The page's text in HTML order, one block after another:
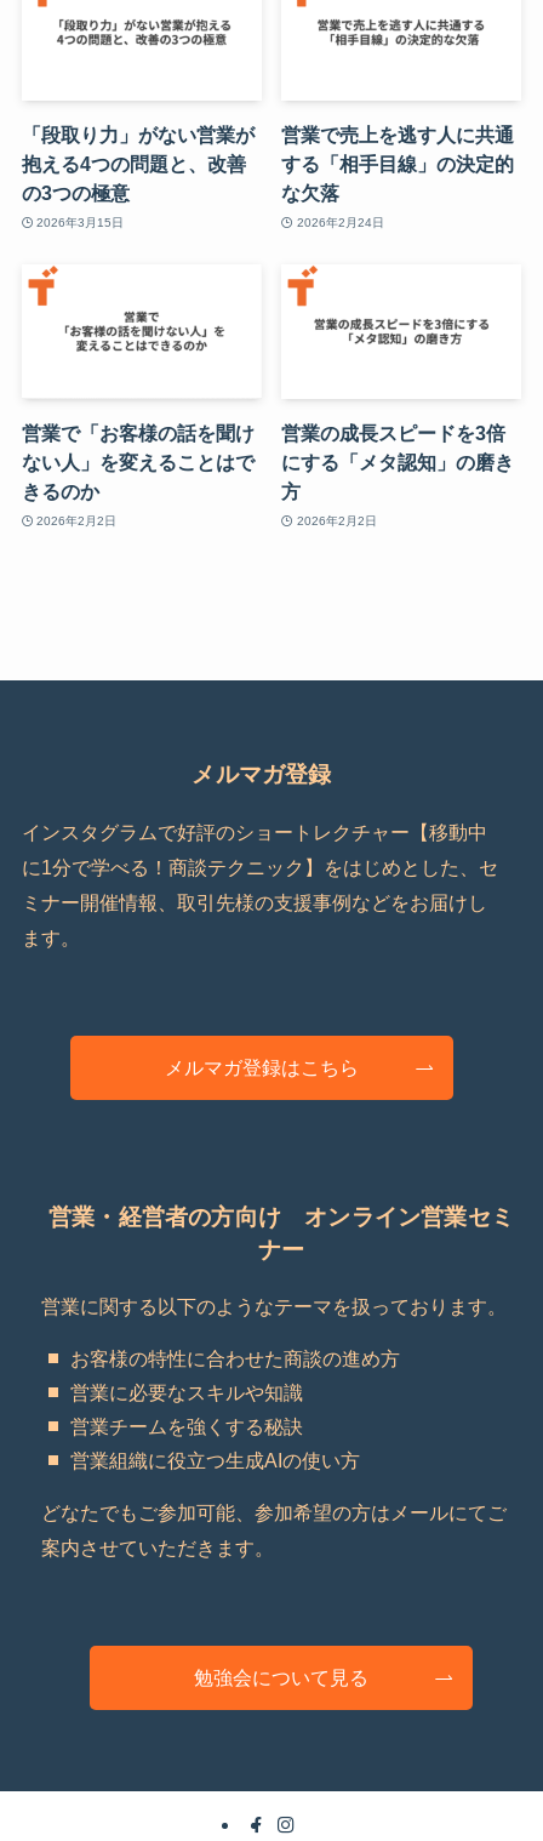
「段取り力」がない営業が
抱える4つの問題と、改善
の3つの極意
2026年3月15日
営業で売上を逃す人に共通
する「相手目線」の決定的
な欠落
2026年2月24日
営業で「お客様の話を聞け
ない人」を変えることはで
きるのか
2026年2月2日
営業の成長スピードを3倍
にする「メタ認知」の磨き
方
2026年2月2日
メルマガ登録
インスタグラムで好評のショートレクチャー【移動中
に1分で学べる！商談テクニック】をはじめとした、セ
ミナー開催情報、取引先様の支援事例などをお届けし
ます。
メルマガ登録はこちら
営業・経営者の方向け オンライン営業セミ
ナー
営業に関する以下のようなテーマを扱っております。
お客様の特性に合わせた商談の進め方
営業に必要なスキルや知識
営業チームを強くする秘訣
営業組織に役立つ生成AIの使い方
どなたでもご参加可能、参加希望の方はメールにてご
案内させていただきます。
勉強会について見る